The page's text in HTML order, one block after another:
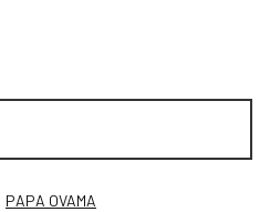
PAPA OVAMA